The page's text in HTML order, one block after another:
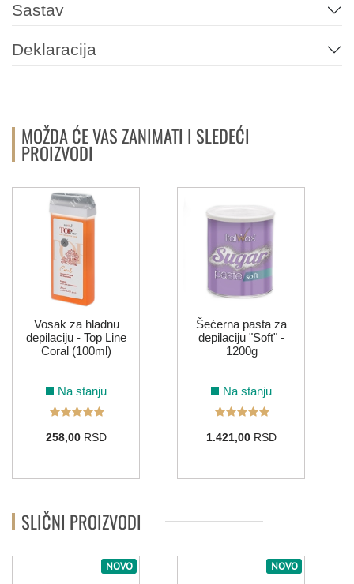
Sastav
Deklaracija
MOŽDA ĆE VAS ZANIMATI I SLEDEĆI
PROIZVODI
Vosak za hladnu
depilaciju - Top Line
Coral (100ml)
Na stanju
258,00RSD
Šećerna pasta za
depilaciju "Soft" -
1200g
Na stanju
1.421,00RSD
SLIČNI PROIZVODI
NOVO NOVO